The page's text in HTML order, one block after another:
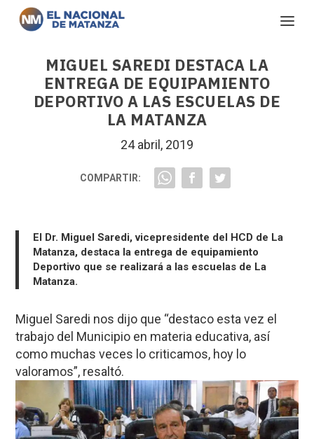
MIGUEL SAREDI DESTACA LA
ENTREGA DE EQUIPAMIENTO
DEPORTIVO A LAS ESCUELAS DE
LA MATANZA
24 abril, 2019
COMPARTIR:
El Dr. Miguel Saredi, vicepresidente del HCD de La
Matanza, destaca la entrega de equipamiento
Deportivo que se realizará a las escuelas de La
Matanza.
Miguel Saredi nos dijo que “destaco esta vez el
trabajo del Municipio en materia educativa, así
como muchas veces lo criticamos, hoy lo
valoramos”, resaltó.